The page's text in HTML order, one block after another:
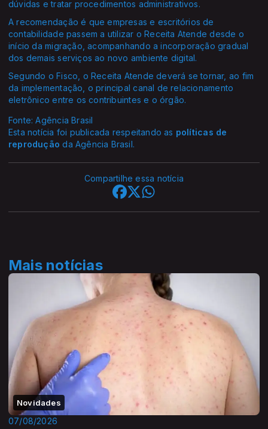
dúvidas e tratar procedimentos administrativos.
A recomendação é que empresas e escritórios de
contabilidade passem a utilizar o Receita Atende desde o
início da migração, acompanhando a incorporação gradual
dos demais serviços ao novo ambiente digital.
Segundo o Fisco, o Receita Atende deverá se tornar, ao fim
da implementação, o principal canal de relacionamento
eletrônico entre os contribuintes e o órgão.
Fonte: Agência Brasil
Esta notícia foi publicada respeitando as políticas de
reprodução da Agência Brasil.
Compartilhe essa notícia
Mais notícias
Novidades
07/08/2026